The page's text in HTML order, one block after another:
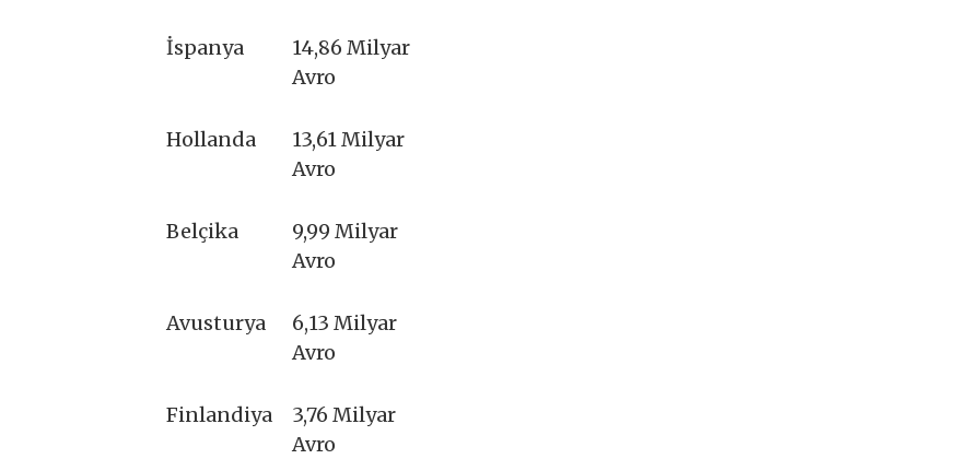
İspanya
14,86 Milyar
Avro
Hollanda
13,61 Milyar
Avro
Belçika
9,99 Milyar
Avro
Avusturya
6,13 Milyar
Avro
Finlandiya
3,76 Milyar
Avro